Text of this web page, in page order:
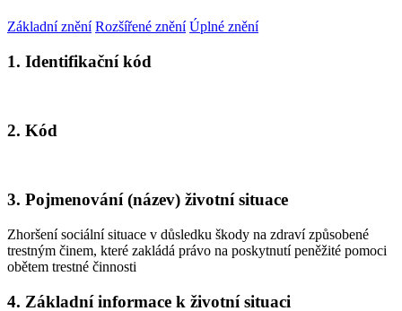
Základní znění Rozšířené znění Úplné znění
1. Identifikační kód
2. Kód
3. Pojmenování (název) životní situace
Zhoršení sociální situace v důsledku škody na zdraví způsobené
trestným činem, které zakládá právo na poskytnutí peněžité pomoci
obětem trestné činnosti
4. Základní informace k životní situaci